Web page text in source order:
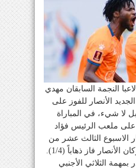
النجمة السابقان مهدي
الأنصار للفوز على
لا شيء، في المباراة
على ملعب الرئيس فؤاد
الاسبوع الثالث عشر من
بطولة لبنان لكرة القدم. وكان الأنصار فاز ذهاباً (1/4).
بمهمة الثلاثي الأجنبي